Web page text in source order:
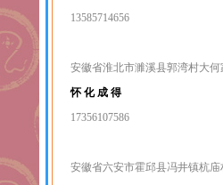
13585714656
安徽省淮北市濉溪县郭湾村大
怀 化 成 得
17356107586
安徽省六安市霍邱县冯井镇杭